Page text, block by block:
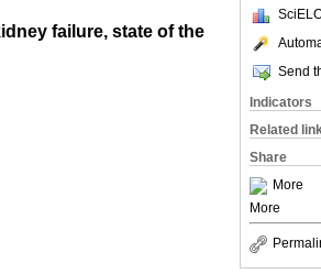
Send
Indicators
Related
Share
More
More
failure, state of the